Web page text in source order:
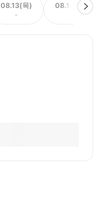
08.13(목)
-
08.14(금)